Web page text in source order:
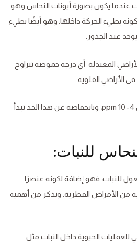
عندما يكون بصورة أيونات النحاس وهو
بطيء الحركة داخلها. وهو أيضًا بطيء
عند الجذور.
المعتدلة أي درجة حموضة تتراوح
ويتراوح التركيز الحرج للنحاس 4- 10 ppm، وبانخفاضه عن هذا الحد تبدأ
للنبات:
للنبات، فهو إضافة لكونه عنصرًا
من الأمراض الفطرية. ونذكر من أهمية
للعمليات الحيوية داخل النبات مثل